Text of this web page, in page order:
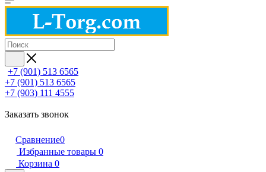
+7 (901) 513 6565
+7 (901) 513 6565
+7 (903) 111 4555
Заказать звонок
Сравнение0
Избранные товары 0
Корзина 0